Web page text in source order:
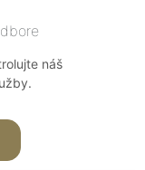
náš